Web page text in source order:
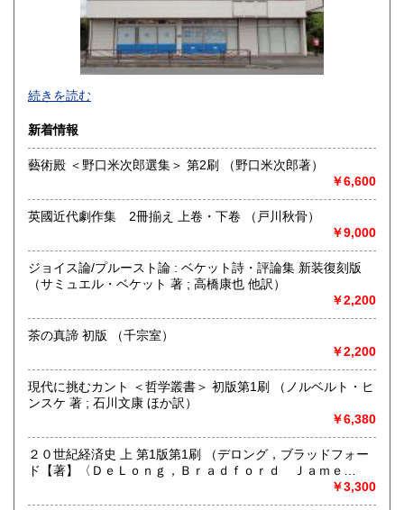
600円
はじめまして、株式会社Wit tech 古書Upproと申します。読
み方は【カブシキガイシャ ウイットテック】 【コショ
アプロ】です。どうぞよろしくお願いいたします。
◆インターネット注文が難しい方へ◆
基本的に『日本の古本屋』サイトからのご注文で承ります
も対応致します。
【FAX 】 044－455-7785
続きを読む
新着情報
藝術殿 ＜野口米次郎選集＞ 第2刷 （野口米次郎著）
￥6,600
英國近代劇作集 2冊揃え 上卷・下卷 （戸川秋骨）
￥9,000
ジョイス論/プルースト論 : ベケット詩・評論集 新装復刻版
（サミュエル・ベケット 著 ; 高橋康也 他訳）
￥2,200
茶の真諦 初版 （千宗室）
￥2,200
現代に挑むカント ＜哲学叢書＞ 初版第1刷 （ノルベルト・ヒ
ンスケ 著 ; 石川文康 ほか訳）
￥6,380
２０世紀経済史 上 第1版第1刷 （デロング，ブラッドフォー
ド【著】〈ＤｅＬｏｎｇ，Ｂｒａｄｆｏｒｄ Ｊａｍｅ
￥3,300